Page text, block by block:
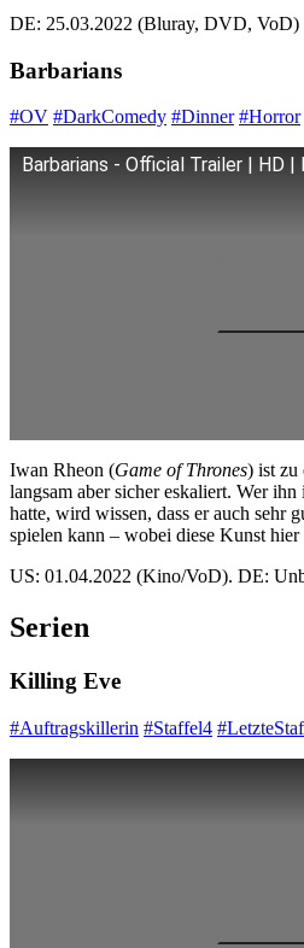
DE: 25.03.2022 (Bluray, DVD, VoD)
Barbarians
#OV #DarkComedy #Dinner #Horror
Barbarians - Official Trailer | HD |
Iwan Rheon (Game of Thrones) ist zu
langsam aber sicher eskaliert. Wer ihn
hatte, wird wissen, dass er auch sehr
spielen kann – wobei diese Kunst
US: 01.04.2022 (Kino/VoD). DE:
Serien
Killing Eve
#Auftragskillerin #Staffel4